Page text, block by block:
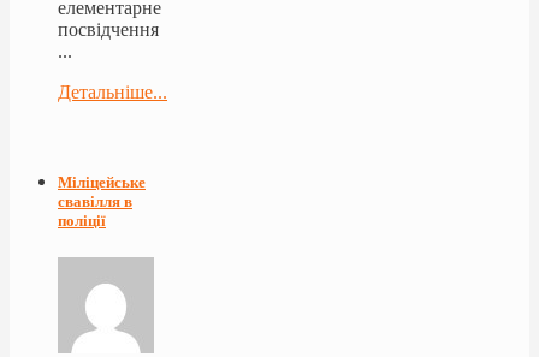
елементарне
посвідчення
...
Детальніше...
Міліцейське
свавілля в
поліції